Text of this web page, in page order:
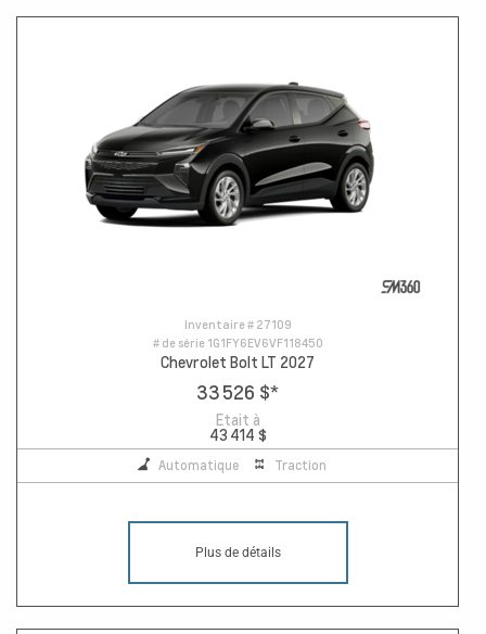
Inventaire # 27109
# de série 1G1FY6EV6VF118450
Chevrolet Bolt LT 2027
33 526 $*
Etait à
43 414 $
Automatique Traction
Plus de détails